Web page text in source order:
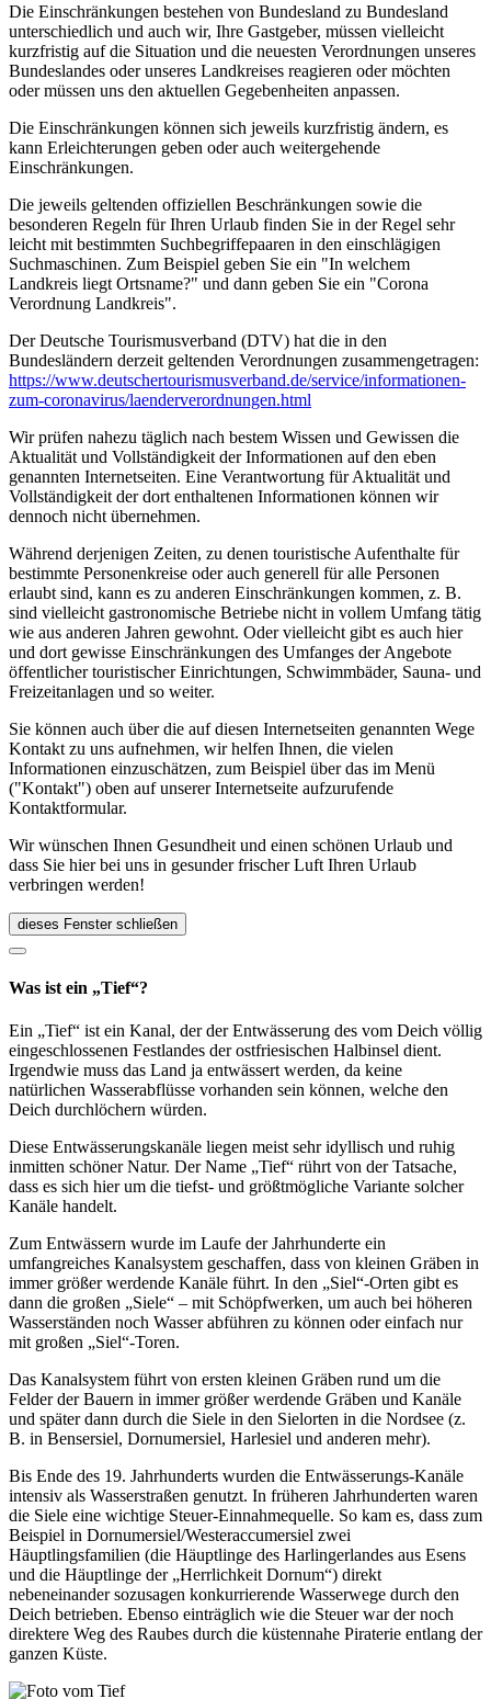
Die Einschränkungen bestehen von Bundesland zu Bundesland
unterschiedlich und auch wir, Ihre Gastgeber, müssen vielleicht
kurzfristig auf die Situation und die neuesten Verordnungen unseres
Bundeslandes oder unseres Landkreises reagieren oder möchten
oder müssen uns den aktuellen Gegebenheiten anpassen.
Die Einschränkungen können sich jeweils kurzfristig ändern, es
kann Erleichterungen geben oder auch weitergehende
Einschränkungen.
Die jeweils geltenden offiziellen Beschränkungen sowie die
besonderen Regeln für Ihren Urlaub finden Sie in der Regel sehr
leicht mit bestimmten Suchbegriffepaaren in den einschlägigen
Suchmaschinen. Zum Beispiel geben Sie ein "In welchem
Landkreis liegt Ortsname?" und dann geben Sie ein "Corona
Verordnung Landkreis".
Der Deutsche Tourismusverband (DTV) hat die in den
Bundesländern derzeit geltenden Verordnungen zusammengetragen:
https://www.deutscher­tourismusverband.de/­service/­informationen-
zum-coronavirus/­laenderverordnungen.html
Wir prüfen nahezu täglich nach bestem Wissen und Gewissen die
Aktualität und Vollständigkeit der Informationen auf den eben
genannten Internetseiten. Eine Verantwortung für Aktualität und
Vollständigkeit der dort enthaltenen Informationen können wir
dennoch nicht übernehmen.
Während derjenigen Zeiten, zu denen touristische Aufenthalte für
bestimmte Personenkreise oder auch generell für alle Personen
erlaubt sind, kann es zu anderen Einschränkungen kommen, z. B.
sind vielleicht gastronomische Betriebe nicht in vollem Umfang tätig
wie aus anderen Jahren gewohnt. Oder vielleicht gibt es auch hier
und dort gewisse Einschränkungen des Umfanges der Angebote
öffentlicher touristischer Einrichtungen, Schwimmbäder, Sauna- und
Freizeitanlagen und so weiter.
Sie können auch über die auf diesen Internetseiten genannten Wege
Kontakt zu uns aufnehmen, wir helfen Ihnen, die vielen
Informationen einzuschätzen, zum Beispiel über das im Menü
("Kontakt") oben auf unserer Internetseite aufzurufende
Kontaktformular.
Wir wünschen Ihnen Gesundheit und einen schönen Urlaub und
dass Sie hier bei uns in gesunder frischer Luft Ihren Urlaub
verbringen werden!
dieses Fenster schließen
Was ist ein „Tief“?
Ein „Tief“ ist ein Kanal, der der Entwässerung des vom Deich völlig
eingeschlossenen Festlandes der ostfriesischen Halbinsel dient.
Irgendwie muss das Land ja entwässert werden, da keine
natürlichen Wasserabflüsse vorhanden sein können, welche den
Deich durchlöchern würden.
Diese Entwässerungskanäle liegen meist sehr idyllisch und ruhig
inmitten schöner Natur. Der Name „Tief“ rührt von der Tatsache,
dass es sich hier um die tiefst- und größtmögliche Variante solcher
Kanäle handelt.
Zum Entwässern wurde im Laufe der Jahrhunderte ein
umfangreiches Kanalsystem geschaffen, dass von kleinen Gräben in
immer größer werdende Kanäle führt. In den „Siel“-Orten gibt es
dann die großen „Siele“ – mit Schöpfwerken, um auch bei höheren
Wasserständen noch Wasser abführen zu können oder einfach nur
mit großen „Siel“-Toren.
Das Kanalsystem führt von ersten kleinen Gräben rund um die
Felder der Bauern in immer größer werdende Gräben und Kanäle
und später dann durch die Siele in den Sielorten in die Nordsee (z.
B. in Bensersiel, Dornumersiel, Harlesiel und anderen mehr).
Bis Ende des 19. Jahrhunderts wurden die Entwässerungs-Kanäle
intensiv als Wasserstraßen genutzt. In früheren Jahrhunderten waren
die Siele eine wichtige Steuer-Einnahmequelle. So kam es, dass zum
Beispiel in Dornumersiel/Westeraccumersiel zwei
Häuptlingsfamilien (die Häuptlinge des Harlingerlandes aus Esens
und die Häuptlinge der „Herrlichkeit Dornum“) direkt
nebeneinander sozusagen konkurrierende Wasserwege durch den
Deich betrieben. Ebenso einträglich wie die Steuer war der noch
direktere Weg des Raubes durch die küstennahe Piraterie entlang der
ganzen Küste.